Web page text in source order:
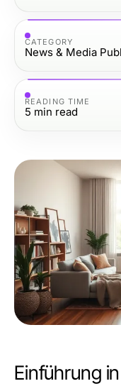
CATEGORY
News & Media
READING TIME
5 min read
Einführung